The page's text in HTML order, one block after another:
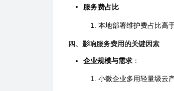
服务费占比
本地部署维护费占比高
四、影响服务费用的关键因素
企业规模与需求 ：
小微企业多用轻量级云